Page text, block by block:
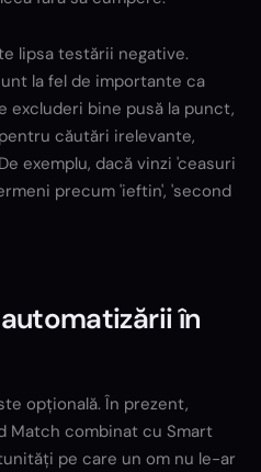
lipsa testării negative.
la fel de importante ca
excluderi bine pusă la punct,
căutări irelevante,
exemplu, dacă vinzi 'ceasuri
precum 'ieftin', 'second
în
opțională. În prezent,
Match combinat cu Smart
pe care un om nu le-ar